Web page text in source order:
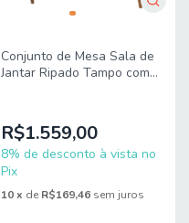
Conjunto de Mesa Sala de
Jantar Ripado Tampo com
Veludo
R$1.559,00
8% de desconto à vista no
Pix
10 x de R$169,46 sem juros